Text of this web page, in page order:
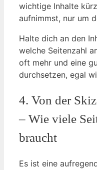
wichtige Inhalte
aufnimmst, nur um
Halte dich an den
welche Seitenzahl
oft mehr und eine
durchsetzen, egal
4. Von der
– Wie viele
braucht
Es ist eine